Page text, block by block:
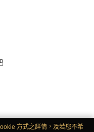
方式之詳情，及若您不希